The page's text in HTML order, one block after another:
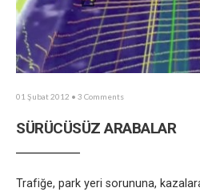
01 Şubat 2012 • 3 Comments
SÜRÜCÜSÜZ ARABALAR
Trafiğe, park yeri sorununa,